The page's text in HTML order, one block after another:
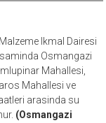
Ikmal Dairesi
Osmangazi
Mahallesi,
Mahallesi ve
arasinda su
(Osmangazi